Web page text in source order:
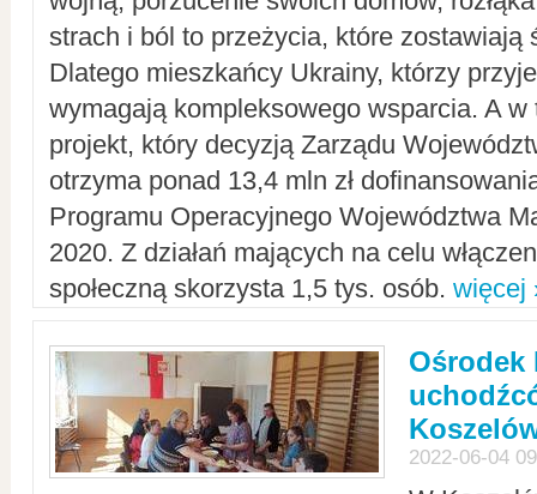
strach i ból to przeżycia, które zostawiają
Dlatego mieszkańcy Ukrainy, którzy
wymagają kompleksowego wsparcia. A w
projekt, który decyzją Zarządu
otrzyma ponad 13,4 mln zł
Programu Operacyjnego Województwa
2020. Z działań mających na celu
społeczną skorzysta 1,5 tys. osób. więcej
Ośrodek
2022-06-04